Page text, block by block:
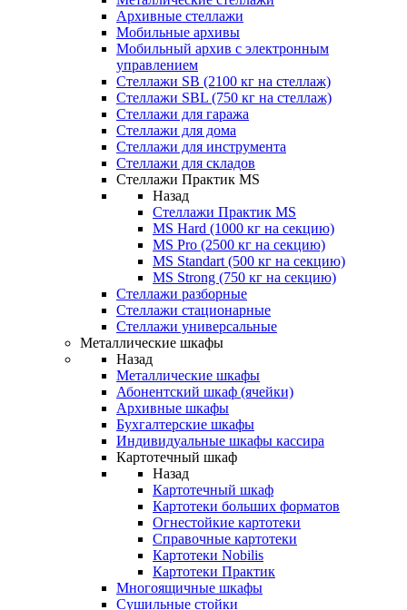
Архивные стеллажи
Мобильные архивы
Мобильный архив с электронным
управлением
Стеллажи SB (2100 кг на стеллаж)
Стеллажи SBL (750 кг на стеллаж)
Стеллажи для гаража
Стеллажи для дома
Стеллажи для инструмента
Стеллажи для складов
Стеллажи Практик MS
Назад
Стеллажи Практик MS
MS Hard (1000 кг на секцию)
MS Pro (2500 кг на секцию)
MS Standart (500 кг на секцию)
MS Strong (750 кг на секцию)
Стеллажи разборные
Стеллажи стационарные
Стеллажи универсальные
Металлические шкафы
Назад
Металлические шкафы
Абонентский шкаф (ячейки)
Архивные шкафы
Бухгалтерские шкафы
Индивидуальные шкафы кассира
Картотечный шкаф
Назад
Картотечный шкаф
Картотеки больших форматов
Огнестойкие картотеки
Справочные картотеки
Картотеки Nobilis
Картотеки Практик
Многоящичные шкафы
Сушильные стойки